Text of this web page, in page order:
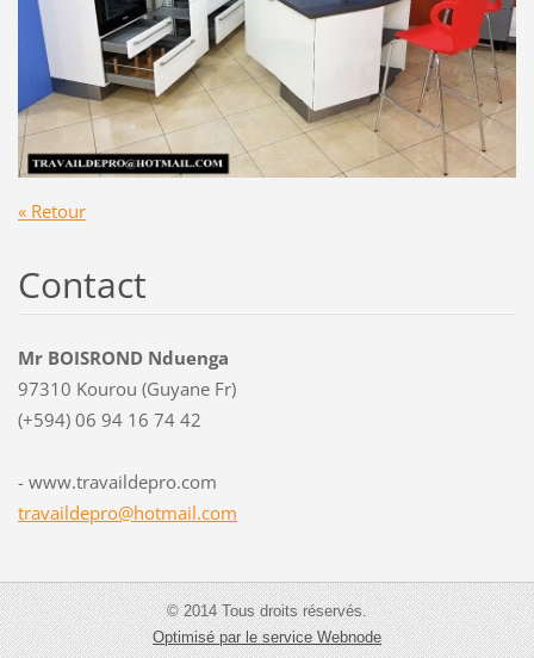
« Retour
Contact
Mr BOISROND Nduenga
97310 Kourou (Guyane Fr)
(+594) 06 94 16 74 42
- www.travaildepro.com
travaildepro@hotmail.com
© 2014 Tous droits réservés.
Optimisé par le service Webnode